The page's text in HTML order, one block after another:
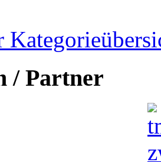
/ Partner